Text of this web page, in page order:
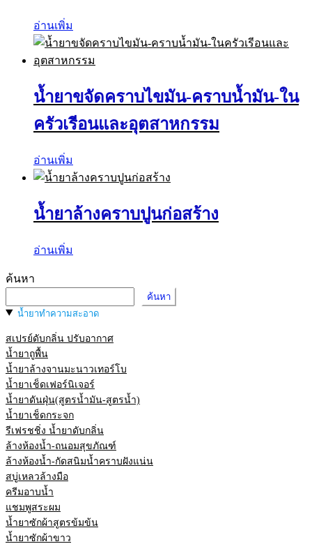
อ่านเพิ่ม
น้ำยาขจัดคราบไขมัน-คราบน้ำมัน-ใน
ครัวเรีอนและอุตสาหกรรม
อ่านเพิ่ม
น้ำยาล้างคราบปูนก่อสร้าง
อ่านเพิ่ม
ค้นหา
ค้นหา
น้ำยาทำความสะอาด
สเปรย์ดับกลิ่น ปรับอากาศ
น้ำยาถูพื้น
น้ำยาล้างจานมะนาวเทอร์โบ
น้ำยาเช็ดเฟอร์นิเจอร์
น้ำยาดันฝุ่น(สูตรน้ำมัน-สูตรน้ำ)
น้ำยาเช็ดกระจก
รีเฟรชชิ่ง น้ำยาดับกลิ่น
ล้างห้องน้ำ-ถนอมสุขภัณฑ์
ล้างห้องน้ำ-กัดสนิมน้ำคราบฝังแน่น
สบู่เหลวล้างมือ
ครีมอาบน้ำ
แชมพูสระผม
น้ำยาซักผ้าสูตรข้มข้น
น้ำยาซักผ้าขาว